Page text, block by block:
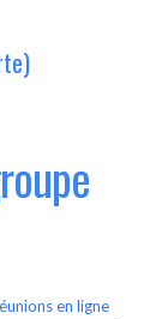
en ligne